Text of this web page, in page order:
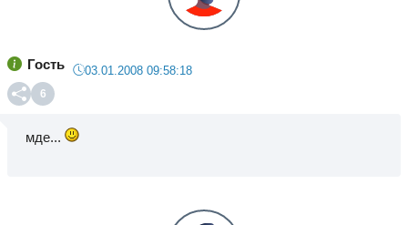
Гость 03.01.2008 09:58:18
6
мде...